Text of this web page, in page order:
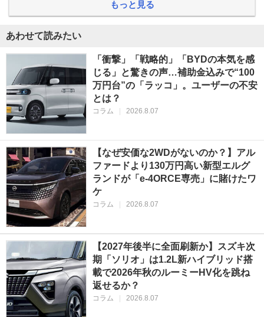
もっと見る
あわせて読みたい
「衝撃」「戦略的」「BYDの本気を感
じる」と驚きの声…補助金込みで“100
万円台”の「ラッコ」。ユーザーの不安
とは？
コラム 2026.8.07
【なぜ安価な2WDがないのか？】アル
ファードより130万円高い新型エルグ
ランドが「e-4ORCE専売」に賭けたワ
ケ
コラム 2026.8.07
【2027年後半に全面刷新か】スズキ次
期「ソリオ」は1.2L新ハイブリッド搭
載で2026年秋のルーミーHV化を跳ね
返せるか？
コラム 2026.8.07